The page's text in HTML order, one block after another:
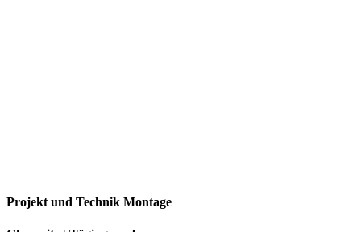
Projekt und Technik Montage